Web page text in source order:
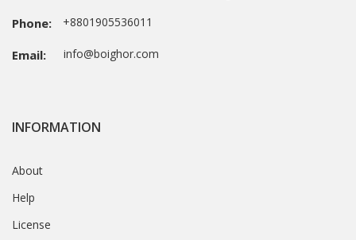
Phone: +8801905536011
Email: info@boighor.com
INFORMATION
About
Help
License